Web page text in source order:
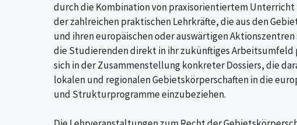
durch die Kombination von praxisorientiertem Unterricht
der zahlreichen praktischen Lehrkräfte, die aus den
und ihren europäischen oder auswärtigen
die Studierenden direkt in ihr zukünftiges Arbeitsumfeld
sich in der Zusammenstellung konkreter Dossiers, die
lokalen und regionalen Gebietskörperschaften in die
und Strukturprogramme einzubeziehen.